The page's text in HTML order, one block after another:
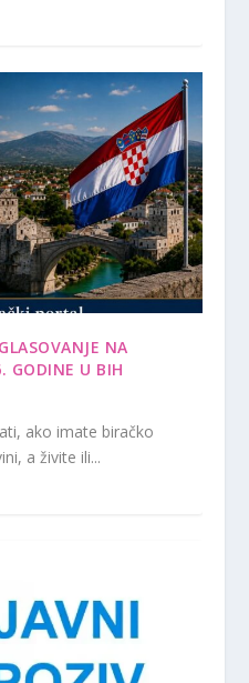
NA
GODINE U BIH
ako imate biračko
a živite ili...